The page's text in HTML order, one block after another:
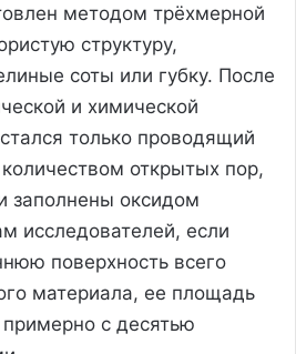
методом трёхмерной
структуру,
соты или губку. После
и химической
только проводящий
открытых пор,
заполнены оксидом
исследователей, если
поверхность всего
материала, ее площадь
с десятью